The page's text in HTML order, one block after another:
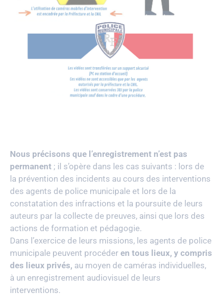
Nous précisons que l’enregistrement n’est pas
permanent ; il s’opère dans les cas suivants : lors de
la prévention des incidents au cours des interventions
des agents de police municipale et lors de la
constatation des infractions et la poursuite de leurs
auteurs par la collecte de preuves, ainsi que lors des
actions de formation et pédagogie.
Dans l’exercice de leurs missions, les agents de police
municipale peuvent procéder en tous lieux, y compris
des lieux privés, au moyen de caméras individuelles,
à un enregistrement audiovisuel de leurs
interventions.